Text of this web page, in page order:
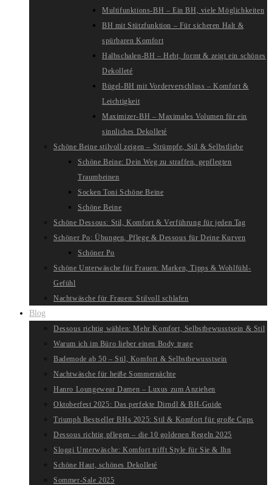
Multifunktions-BH – Ein BH, viele Möglichkeiten
BH mit Stützfunktion – Für sicheren Halt &
spürbaren Komfort
Halbschalen-BH – Hebt, formt & zeigt ein schönes
Dekolleté
Bügel-BH mit Vorderverschluss – Komfort &
Leichtigkeit
Maximizer-BH – Maximales Volumen für ein
sinnliches Dekolleté
Schöne Beine stilvoll zeigen – Strümpfe, Stil & Selbstliebe
Schöne Beine: Dein Weg zu straffen, gepflegten
Traumbeinen
Socken Toni Schöne Beine
Schöne Beine
Schöne Dessous: Stil, Komfort & Verführung für jeden Tag
Schöner Po: Übungen, Pflege & Dessous für Deine Kurven
Schöner Po
Schöne Unterwäsche für Frauen: Marken, Tipps & Wohlfühl-
Gefühl
Nachtwäsche für Frauen: Stilvoll schlafen
Blog
Dessous richtig wählen: Mehr Komfort, Selbstbewusstsein & Stil
Warum ich im Büro lieber einen Body trage
Bademode ab 50 – Stil, Komfort & Selbstbewusstsein
Nachtwäsche für heiße Sommernächte
Hanro Loungewear Damen – Luxus zum Anziehen
Oktoberfest 2025: Das perfekte Dirndl & BH-Guide
Triumph Bestseller BHs 2025: Stil & Komfort für große Cups
Dessous richtig pflegen – die 10 goldenen Regeln 2025
Sloggi Unterwäsche: Komfort trifft Style für Sie & Ihn
Schöne Haut, schönes Dekolleté
Sommer-Sale 2025